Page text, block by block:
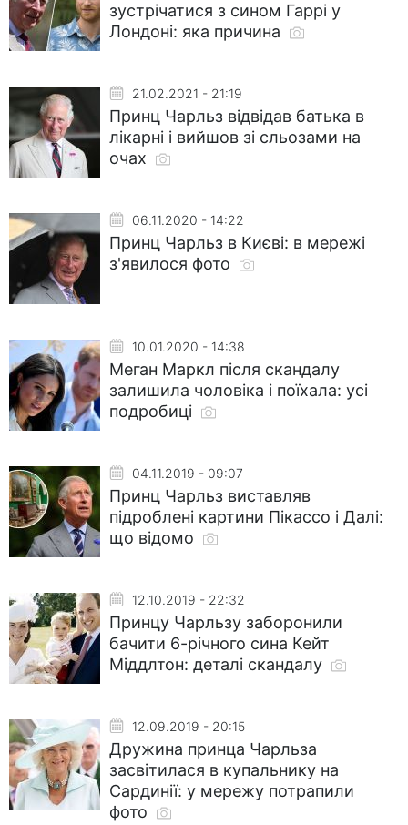
зустрічатися з сином Гаррі у
Лондоні: яка причина
21.02.2021 - 21:19
Принц Чарльз відвідав батька в
лікарні і вийшов зі сльозами на
очах
06.11.2020 - 14:22
Принц Чарльз в Києві: в мережі
з'явилося фото
10.01.2020 - 14:38
Меган Маркл після скандалу
залишила чоловіка і поїхала: усі
подробиці
04.11.2019 - 09:07
Принц Чарльз виставляв
підроблені картини Пікассо і Далі:
що відомо
12.10.2019 - 22:32
Принцу Чарльзу заборонили
бачити 6-річного сина Кейт
Міддлтон: деталі скандалу
12.09.2019 - 20:15
Дружина принца Чарльза
засвітилася в купальнику на
Сардинії: у мережу потрапили
фото